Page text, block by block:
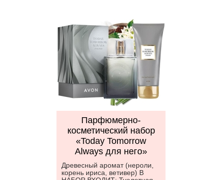
Парфюмерно-
косметический набор
«Today Tomorrow
Always для него»
Древесный аромат (нероли,
корень ириса, ветивер) В